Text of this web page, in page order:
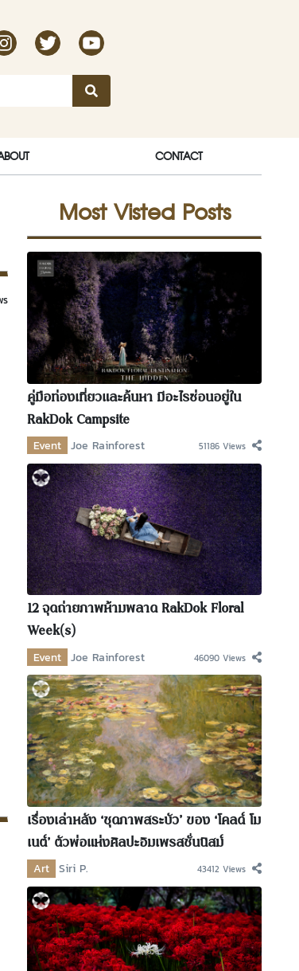
Facebook
Channel Instagram
RakDok TwitterRakdok Channel Youtube
CONTACT
Most Visted Posts
คู่มือท่องเที่ยวและค้นหา มีอะไรซ่อนอยู่ใน
RakDok Campsite
Event Joe Rainforest 51186 Views
12 จุดถ่ายภาพห้ามพลาด RakDok Floral
Week(s)
Event Joe Rainforest 46090 Views
เรื่องเล่าหลัง ‘ชุดภาพสระบัว’ ของ ‘โคลด์ โม
เนต์’ ตัวพ่อแห่งศิลปะอิมเพรสชั่นนิสม์
Art Siri P. 43412 Views